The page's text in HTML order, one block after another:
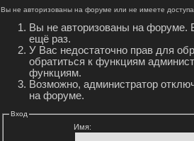
Вы не авторизованы на форуме или не имеете
Вы не авторизованы на форуме.
ещё раз.
У Вас недостаточно прав для
обратиться к функциям
функциям.
Возможно, администратор
на форуме.
Вход
Имя: